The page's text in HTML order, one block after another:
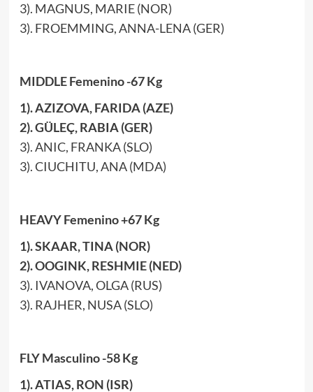
3). MAGNUS, MARIE (NOR)
3). FROEMMING, ANNA-LENA (GER)
MIDDLE Femenino -67 Kg
1). AZIZOVA, FARIDA (AZE)
2). GÜLEÇ, RABIA (GER)
3). ANIC, FRANKA (SLO)
3). CIUCHITU, ANA (MDA)
HEAVY Femenino +67 Kg
1). SKAAR, TINA (NOR)
2). OOGINK, RESHMIE (NED)
3). IVANOVA, OLGA (RUS)
3). RAJHER, NUSA (SLO)
FLY Masculino -58 Kg
1). ATIAS, RON (ISR)